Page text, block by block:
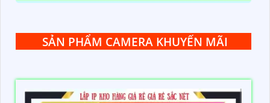
SẢN PHẨM CAMERA KHUYẾN MÃI